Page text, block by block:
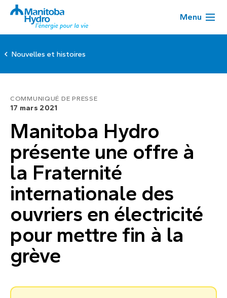
Menu
Nouvelles et histoires
COMMUNIQUÉ DE PRESSE
17 mars 2021
Manitoba Hydro
présente une offre à
la Fraternité
internationale des
ouvriers en électricité
pour mettre fin à la
grève